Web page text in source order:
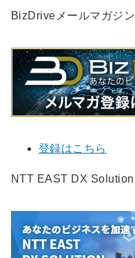
BizDriveメールマガジン
登録はこちら
NTT EAST DX Solution